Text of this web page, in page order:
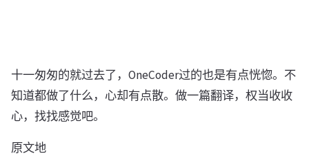
十一匆匆的就过去了，OneCoder过的也是有点恍惚。不
知道都做了什么，心却有点散。做一篇翻译，权当收收
心，找找感觉吧。
原文地